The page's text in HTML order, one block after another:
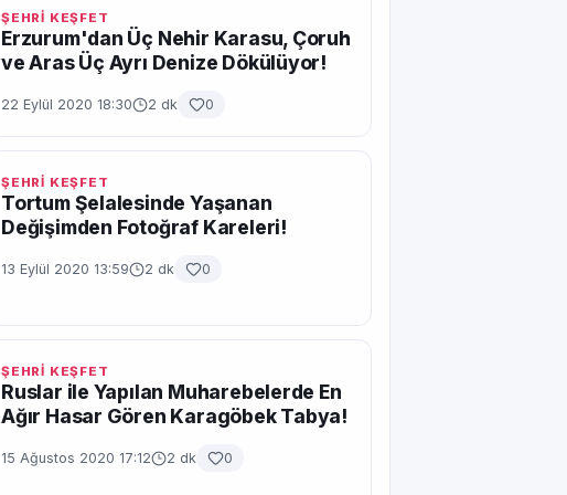
ŞEHRİ KEŞFET
Erzurum'dan Üç Nehir Karasu, Çoruh
ve Aras Üç Ayrı Denize Dökülüyor!
22 Eylül 2020 18:30 2 dk 0
ŞEHRİ KEŞFET
Tortum Şelalesinde Yaşanan
Değişimden Fotoğraf Kareleri!
13 Eylül 2020 13:59 2 dk 0
ŞEHRİ KEŞFET
Ruslar ile Yapılan Muharebelerde En
Ağır Hasar Gören Karagöbek Tabya!
15 Ağustos 2020 17:12 2 dk 0